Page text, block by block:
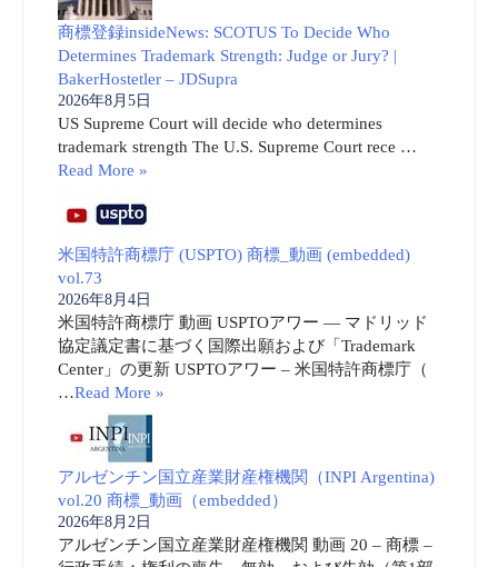
商標登録insideNews: SCOTUS To Decide Who
Determines Trademark Strength: Judge or Jury? |
BakerHostetler – JDSupra
2026年8月5日
US Supreme Court will decide who determines
trademark strength The U.S. Supreme Court rece …
Read More »
米国特許商標庁 (USPTO) 商標_動画 (embedded)
vol.73
2026年8月4日
米国特許商標庁 動画 USPTOアワー ― マドリッド
協定議定書に基づく国際出願および「Trademark
Center」の更新 USPTOアワー – 米国特許商標庁（
…Read More »
アルゼンチン国立産業財産権機関（INPI Argentina)
vol.20 商標_動画（embedded）
2026年8月2日
アルゼンチン国立産業財産権機関 動画 20 – 商標 –